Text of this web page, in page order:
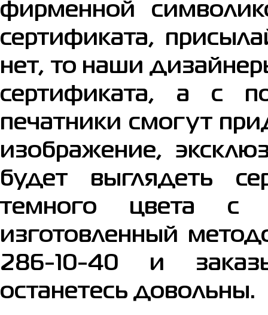
фирменной
сертификата,
нет, то наши
сертификата, а с
печатники смогут
изображение,
будет выглядеть
темного цвета с
изготовленный
286-10-40 и
останетесь довольны.